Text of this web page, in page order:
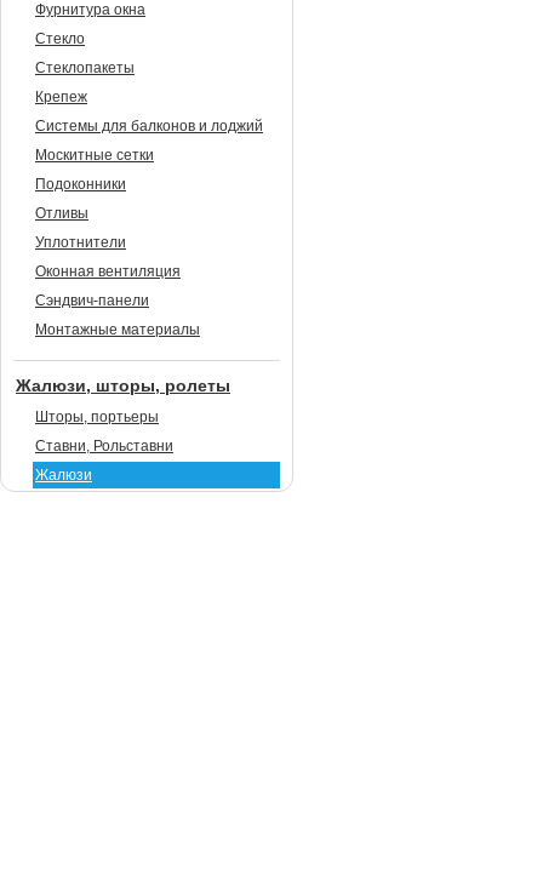
Фурнитура окна
Стекло
Стеклопакеты
Крепеж
Системы для балконов и лоджий
Москитные сетки
Подоконники
Отливы
Уплотнители
Оконная вентиляция
Сэндвич-панели
Монтажные материалы
Жалюзи, шторы, ролеты
Шторы, портьеры
Ставни, Рольставни
Жалюзи